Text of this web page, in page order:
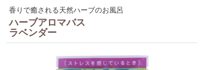
香りで癒される天然ハーブのお風呂
ハーブアロマバス
ラベンダー